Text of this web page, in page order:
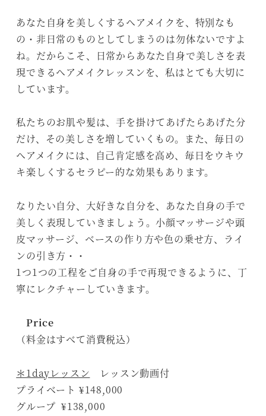
あなた自身を美しくするヘアメイクを、特別なも
の・非日常のものとしてしまうのは勿体ないですよ
ね。だからこそ、日常からあなた自身で美しさを表
現できるヘアメイクレッスンを、私はとても大切に
しています。
私たちのお肌や髪は、手を掛けてあげたらあげた分
だけ、その美しさを増していくもの。また、毎日の
ヘアメイクには、自己肯定感を高め、毎日をウキウ
キ楽しくするセラピー的な効果もあります。
なりたい自分、大好きな自分を、あなた自身の手で
美しく表現していきましょう。小顔マッサージや頭
皮マッサージ、ベースの作り方や色の乗せ方、ライ
ンの引き方・・
1つ1つの工程をご自身の手で再現できるように、丁
寧にレクチャーしていきます。
Price
（料金はすべて消費税込）
＊1dayレッスン レッスン動画付
プライベート ¥148,000
グループ ¥138,000